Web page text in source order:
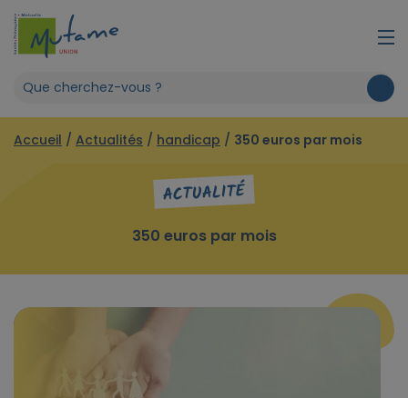
Accueil / Actualités / handicap / 350 euros par mois
ACTUALITÉ
350 euros par mois